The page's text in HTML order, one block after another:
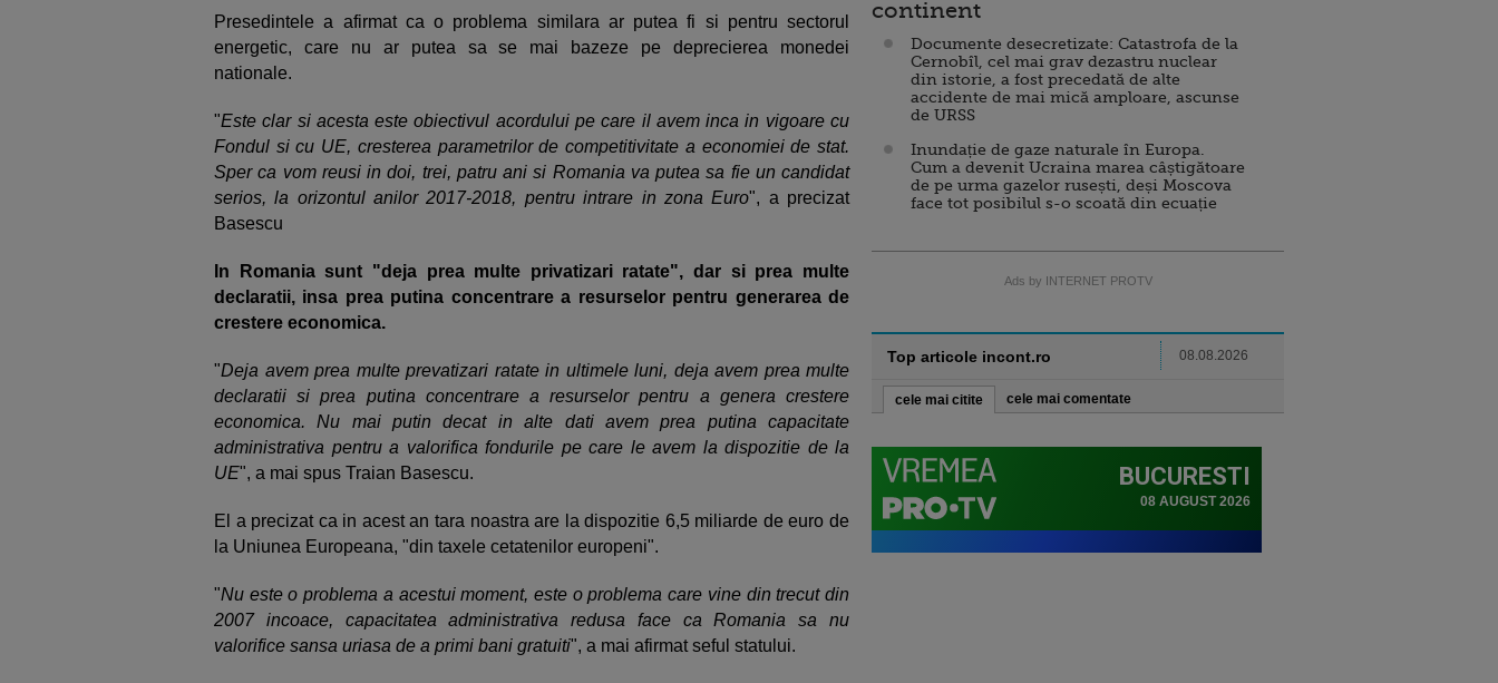
Presedintele a afirmat ca o problema similara ar putea fi si pentru sectorul
energetic, care nu ar putea sa se mai bazeze pe deprecierea monedei
nationale.
"Este clar si acesta este obiectivul acordului pe care il avem inca in vigoare cu
Fondul si cu UE, cresterea parametrilor de competitivitate a economiei de stat.
Sper ca vom reusi in doi, trei, patru ani si Romania va putea sa fie un candidat
serios, la orizontul anilor 2017-2018, pentru intrare in zona Euro", a precizat
Basescu
In Romania sunt "deja prea multe privatizari ratate", dar si prea multe
declaratii, insa prea putina concentrare a resurselor pentru generarea de
crestere economica.
"Deja avem prea multe prevatizari ratate in ultimele luni, deja avem prea multe
declaratii si prea putina concentrare a resurselor pentru a genera crestere
economica. Nu mai putin decat in alte dati avem prea putina capacitate
administrativa pentru a valorifica fondurile pe care le avem la dispozitie de la
UE", a mai spus Traian Basescu.
El a precizat ca in acest an tara noastra are la dispozitie 6,5 miliarde de euro de
la Uniunea Europeana, "din taxele cetatenilor europeni".
"Nu este o problema a acestui moment, este o problema care vine din trecut din
2007 incoace, capacitatea administrativa redusa face ca Romania sa nu
valorifice sansa uriasa de a primi bani gratuiti", a mai afirmat seful statului.
continent
Documente desecretizate: Catastrofa de la
Cernobîl, cel mai grav dezastru nuclear
din istorie, a fost precedată de alte
accidente de mai mică amploare, ascunse
de URSS
Inundație de gaze naturale în Europa.
Cum a devenit Ucraina marea câștigătoare
de pe urma gazelor rusești, deși Moscova
face tot posibilul s-o scoată din ecuație
Ads by INTERNET PROTV
Top articole incont.ro 08.08.2026
cele mai citite cele mai comentate